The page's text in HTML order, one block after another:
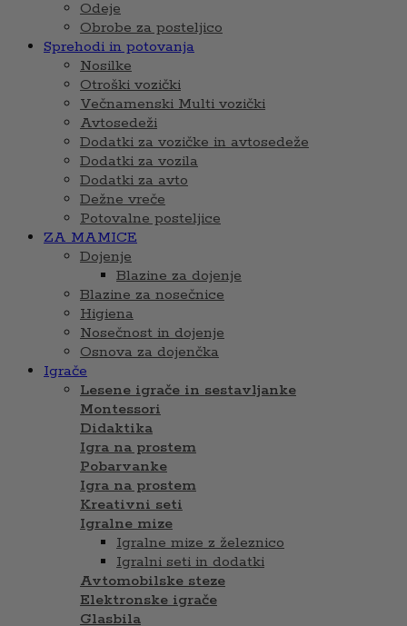
Odeje
Obrobe za posteljico
Sprehodi in potovanja
Nosilke
Otroški vozički
Večnamenski Multi vozički
Avtosedeži
Dodatki za vozičke in avtosedeže
Dodatki za vozila
Dodatki za avto
Dežne vreče
Potovalne posteljice
ZA MAMICE
Dojenje
Blazine za dojenje
Blazine za nosečnice
Higiena
Nosečnost in dojenje
Osnova za dojenčka
Igrače
Lesene igrače in sestavljanke
Montessori
Didaktika
Igra na prostem
Pobarvanke
Igra na prostem
Kreativni seti
Igralne mize
Igralne mize z železnico
Igralni seti in dodatki
Avtomobilske steze
Elektronske igrače
Glasbila